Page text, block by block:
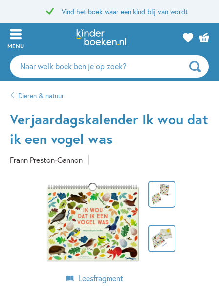
Vind het boek waar een kind blij van wordt
MENU
Zoeken
naar
auteurs
uitgevers
Dieren & natuur
Verjaardagskalender Ik wou dat
ik een vogel was
Frann Preston-Gannon
Leesfragment